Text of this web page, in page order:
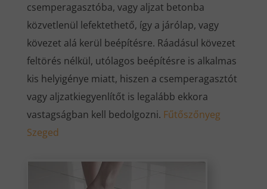
csemperagasztóba, vagy aljzat betonba
közvetlenül lefektethető, így a járólap, vagy
kövezet alá kerül beépítésre. Ráadásul kövezet
feltörés nélkül, utólagos beépítésre is alkalmas
kis helyigénye miatt, hiszen a csemperagasztót
vagy aljzatkiegyenlítőt is legalább ekkora
vastagságban kell bedolgozni. Fűtőszőnyeg
Szeged